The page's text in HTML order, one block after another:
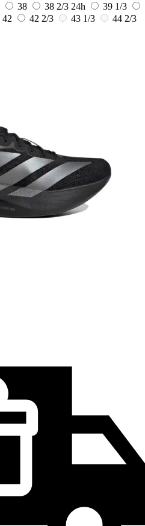
38 38 2/3 24h
39 1/3
42 42 2/3 43 1/3
44 2/3